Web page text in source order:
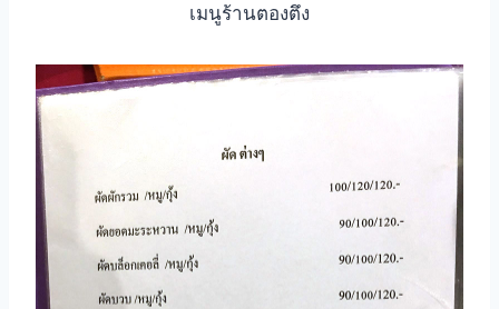
เมนูร้านตองตึง